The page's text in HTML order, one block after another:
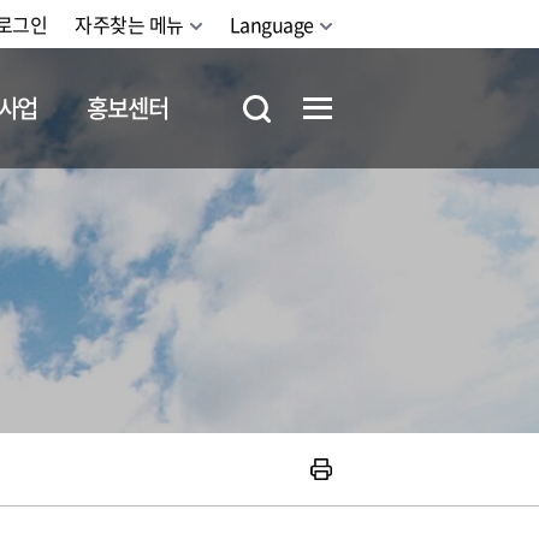
그인 자주찾는 메뉴 Language
업 홍보센터